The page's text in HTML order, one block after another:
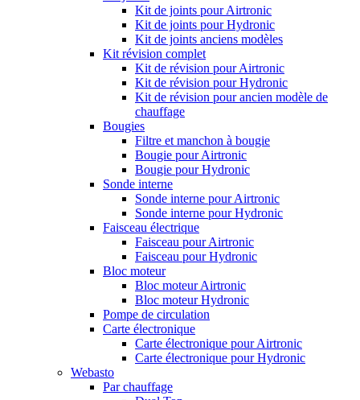
Kit de joints pour Airtronic
Kit de joints pour Hydronic
Kit de joints anciens modèles
Kit révision complet
Kit de révision pour Airtronic
Kit de révision pour Hydronic
Kit de révision pour ancien modèle de
chauffage
Bougies
Filtre et manchon à bougie
Bougie pour Airtronic
Bougie pour Hydronic
Sonde interne
Sonde interne pour Airtronic
Sonde interne pour Hydronic
Faisceau électrique
Faisceau pour Airtronic
Faisceau pour Hydronic
Bloc moteur
Bloc moteur Airtronic
Bloc moteur Hydronic
Pompe de circulation
Carte électronique
Carte électronique pour Airtronic
Carte électronique pour Hydronic
Webasto
Par chauffage